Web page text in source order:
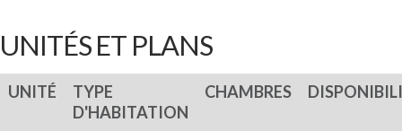
UNITÉS ET PLANS
UNITÉ
TYPE
D'HABITATION
CHAMBRES